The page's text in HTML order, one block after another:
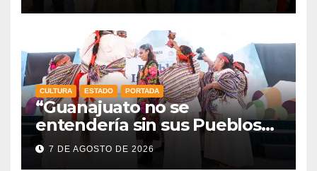
CULTURA ESTADO PORTADA
“Guanajuato no se
entendería sin sus Pueblos
Indígenas”: Libia Dennise
fortalece el orgullo del
7 DE AGOSTO DE 2026